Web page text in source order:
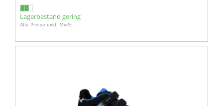
Lagerbestand gering
Alle Preise exkl. MwSt.